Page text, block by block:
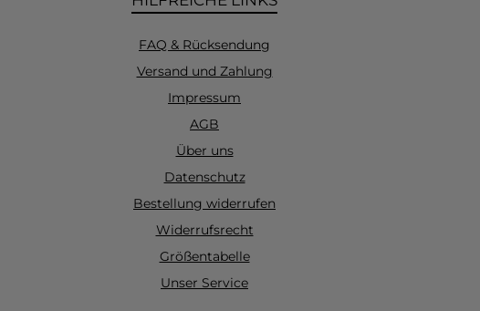
FAQ & Rücksendung
Versand und Zahlung
Impressum
AGB
Über uns
Datenschutz
Bestellung widerrufen
Widerrufsrecht
Größentabelle
Unser Service